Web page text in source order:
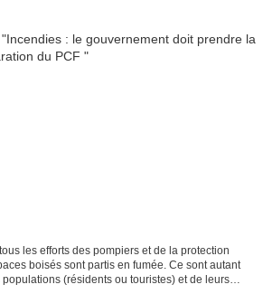
les efforts des pompiers et de la protection
boisés sont partis en fumée. Ce sont autant
(résidents ou touristes) et de leurs